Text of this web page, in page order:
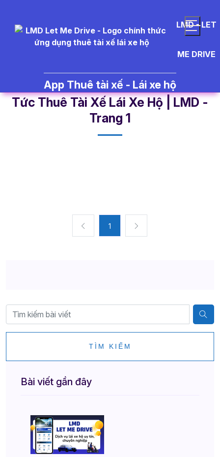
LMD - LET
ME DRIVE
App Thuê tài xế - Lái xe hộ
cabin%20xe%20h%C6%A1i - Tin
Tức Thuê Tài Xế Lái Xe Hộ | LMD -
Trang 1​
1
TÌM KIẾM
Bài viết gần đây